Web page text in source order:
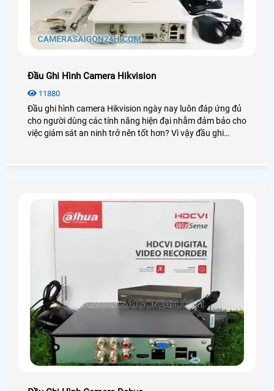
Đầu Ghi Hình Camera Hikvision
11880
Đầu ghi hình camera Hikvision ngày nay luôn đáp ứng đủ
cho người dùng các tính năng hiện đại nhằm đảm bảo cho
việc giám sát an ninh trở nên tốt hơn? Vì vậy đầu ghi